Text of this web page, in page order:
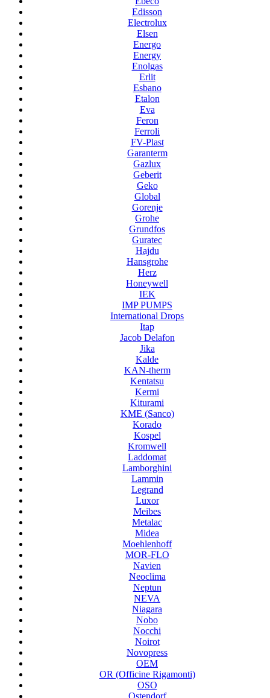
Edisson
Electrolux
Elsen
Energo
Energy
Enolgas
Erlit
Esbano
Etalon
Eva
Feron
Ferroli
FV-Plast
Garanterm
Gazlux
Geberit
Geko
Global
Gorenje
Grohe
Grundfos
Guratec
Hajdu
Hansgrohe
Herz
Honeywell
IEK
IMP PUMPS
International Drops
Itap
Jacob Delafon
Jika
Kalde
KAN-therm
Kentatsu
Kermi
Kiturami
KME (Sanco)
Korado
Kospel
Kromwell
Laddomat
Lamborghini
Lammin
Legrand
Luxor
Meibes
Metalac
Midea
Moehlenhoff
MOR-FLO
Navien
Neoclima
Neptun
NEVA
Niagara
Nobo
Nocchi
Noirot
Novopress
OEM
OR (Officine Rigamonti)
OSO
Ostendorf